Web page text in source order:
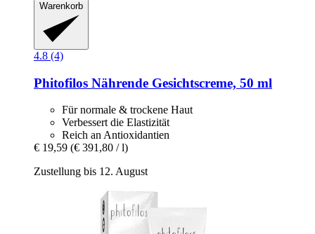
Warenkorb
4.8 (4)
Phitofilos Nährende Gesichtscreme, 50 ml
Für normale & trockene Haut
Verbessert die Elastizität
Reich an Antioxidantien
€ 19,59 (€ 391,80 / l)
Zustellung bis 12. August